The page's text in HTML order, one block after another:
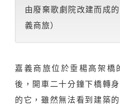
由廢棄歌劇院改建而成
義商旅）
嘉義商旅位於垂楊高架橋
後，開車二十分鐘下橋轉
的它，雖然無法看到建築